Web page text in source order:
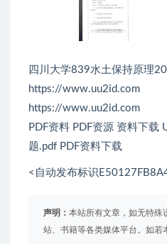
四川大学839水土保持原理
https://www.uu2id.com
https://www.uu2id.com
PDF资料 PDF资源 资料下
题.pdf PDF资料下载
<自动发布标识
声明： 本站所有文章，如无特殊
站、书籍等各类媒体平台。如